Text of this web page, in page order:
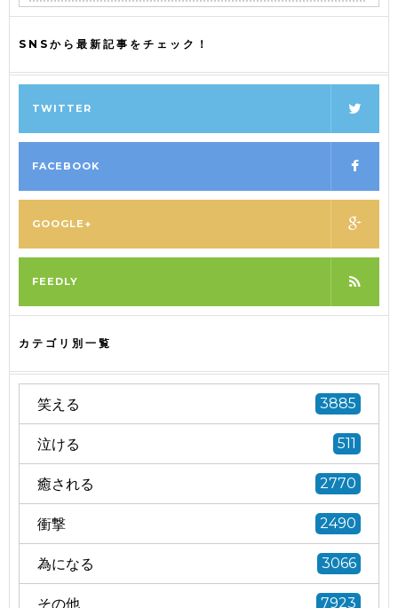
SNSから最新記事をチェック！
TWITTER
FACEBOOK
GOOGLE+
FEEDLY
カテゴリ別一覧
笑える 3885
泣ける 511
癒される 2770
衝撃 2490
為になる 3066
その他 7923